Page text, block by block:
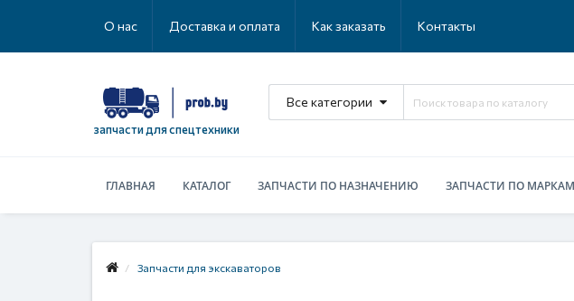
О нас Доставка и оплата Как заказать Контакты
запчасти для спецтехники
Все категории
ГЛАВНАЯ КАТАЛОГ ЗАПЧАСТИ ПО НАЗНАЧЕНИЮ ЗАПЧАСТИ ПО
Запчасти для экскаваторов